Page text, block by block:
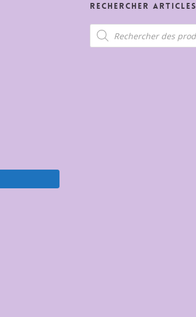
Rechercher Articles
Recherche
de
produits